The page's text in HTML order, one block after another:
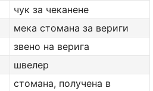
чук за чеканене
мека стомана за вериги
звено на верига
швелер
стомана, получена в